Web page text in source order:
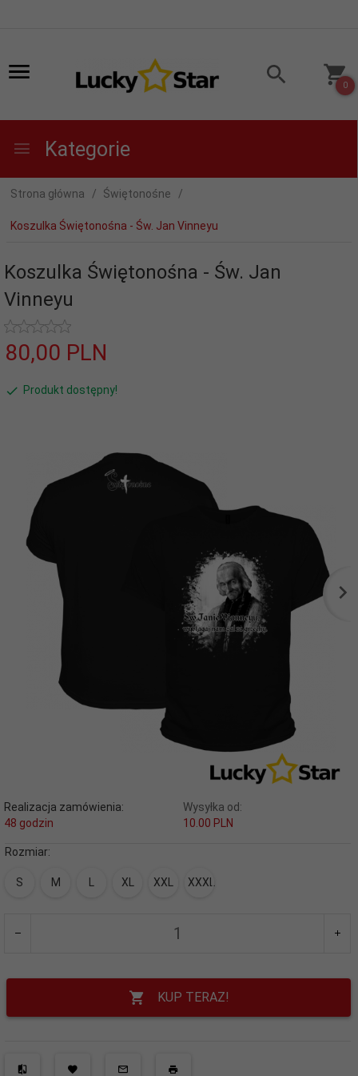
0
Kategorie
Strona główna Świętonośne
Koszulka Świętonośna - Św. Jan Vinneyu
Koszulka Świętonośna - Św. Jan
Vinneyu
80,00 PLN
Produkt dostępny!
Realizacja zamówienia:
48 godzin
Wysyłka od:
10.00 PLN
Rozmiar:
S M XL XXL XXXL
KUP TERAZ!